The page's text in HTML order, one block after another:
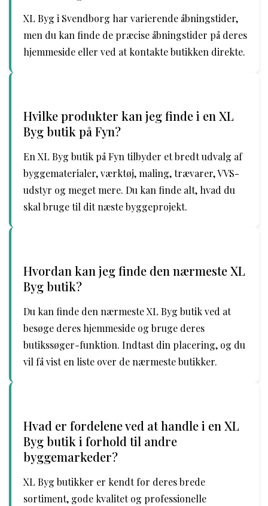
XL Byg i Svendborg har varierende åbningstider,
men du kan finde de præcise åbningstider på deres
hjemmeside eller ved at kontakte butikken direkte.
Hvilke produkter kan jeg finde i en XL
Byg butik på Fyn?
En XL Byg butik på Fyn tilbyder et bredt udvalg af
byggematerialer, værktøj, maling, trævarer, VVS-
udstyr og meget mere. Du kan finde alt, hvad du
skal bruge til dit næste byggeprojekt.
Hvordan kan jeg finde den nærmeste XL
Byg butik?
Du kan finde den nærmeste XL Byg butik ved at
besøge deres hjemmeside og bruge deres
butikssøger-funktion. Indtast din placering, og du
vil få vist en liste over de nærmeste butikker.
Hvad er fordelene ved at handle i en XL
Byg butik i forhold til andre
byggemarkeder?
XL Byg butikker er kendt for deres brede
sortiment, gode kvalitet og professionelle